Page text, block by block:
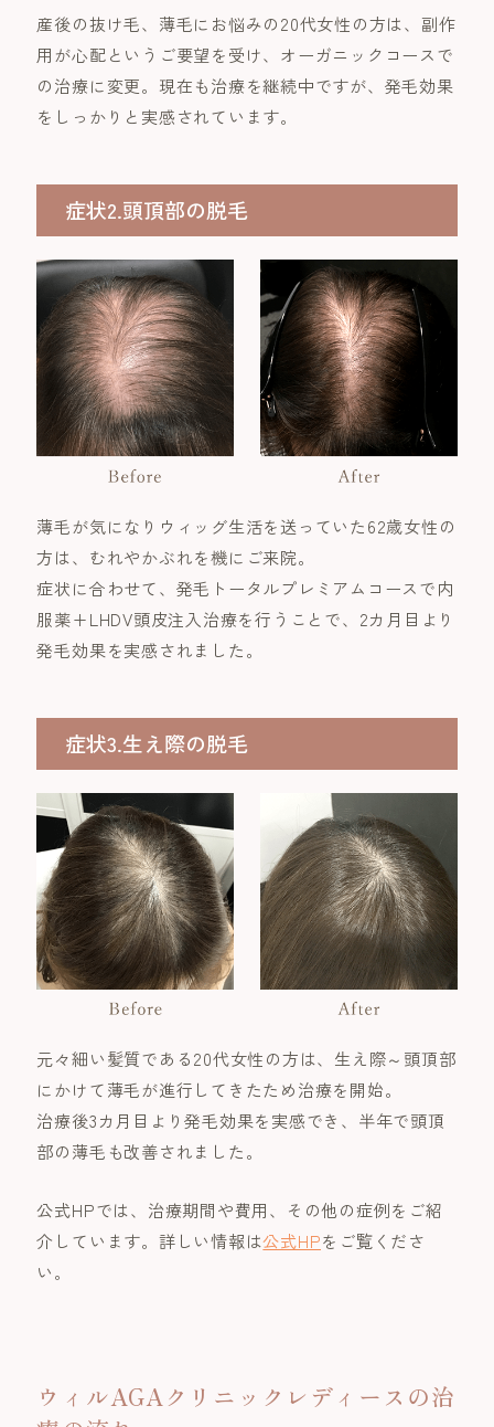
産後の抜け毛、薄毛にお悩みの20代女性の方は、副作
用が心配というご要望を受け、オーガニックコースで
の治療に変更。現在も治療を継続中ですが、発毛効果
をしっかりと実感されています。
症状2.頭頂部の脱毛
薄毛が気になりウィッグ生活を送っていた62歳女性の
方は、むれやかぶれを機にご来院。
症状に合わせて、発毛トータルプレミアムコースで内
服薬+LHDV頭皮注入治療を行うことで、2カ月目より
発毛効果を実感されました。
症状3.生え際の脱毛
元々細い髪質である20代女性の方は、生え際～頭頂部
にかけて薄毛が進行してきたため治療を開始。
治療後3カ月目より発毛効果を実感でき、半年で頭頂
部の薄毛も改善されました。
公式HPでは、治療期間や費用、その他の症例をご紹
介しています。詳しい情報は公式HPをご覧くださ
い。
ウィルAGAクリニックレディースの治